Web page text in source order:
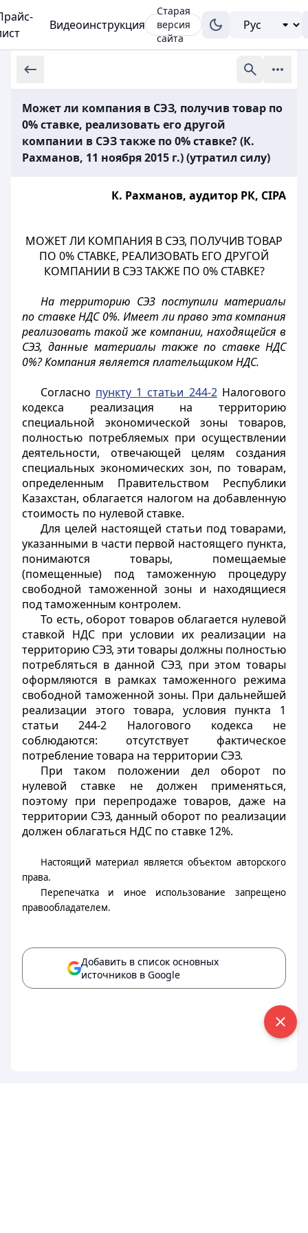
Видеоинструкция
Старая
версия
сайта
Может ли компания в СЭЗ, получив товар по
0% ставке, реализовать его другой
компании в СЭЗ также по 0% ставке? (К.
Рахманов, 11 ноября 2015 г.) (утратил силу)
К. Рахманов, аудитор РК, СIPA
МОЖЕТ ЛИ КОМПАНИЯ В СЭЗ, ПОЛУЧИВ ТОВАР
ПО 0% СТАВКЕ, РЕАЛИЗОВАТЬ ЕГО ДРУГОЙ
КОМПАНИИ В СЭЗ ТАКЖЕ ПО 0% СТАВКЕ?
На территорию СЭЗ поступили материалы
по ставке НДС 0%. Имеет ли право эта компания
реализовать такой же компании, находящейся в
СЭЗ, данные материалы также по ставке НДС
0%? Компания является плательщиком НДС.
Согласно пункту 1 статьи 244-2Налогового
кодекса реализация на территорию
специальной экономической зоны товаров,
полностью потребляемых при осуществлении
деятельности, отвечающей целям создания
специальных экономических зон, по товарам,
определенным Правительством Республики
Казахстан, облагается налогом на добавленную
стоимость по нулевой ставке.
Для целей настоящей статьи под товарами,
указанными в части первой настоящего пункта,
понимаются товары, помещаемые
(помещенные) под таможенную процедуру
свободной таможенной зоны и находящиеся
под таможенным контролем.
То есть, оборот товаров облагается нулевой
ставкой НДС при условии их реализации на
территорию СЭЗ, эти товары должны полностью
потребляться в данной СЭЗ, при этом товары
оформляются в рамках таможенного режима
свободной таможенной зоны. При дальнейшей
реализации этого товара, условия пункта 1
статьи 244-2 Налогового кодекса не
соблюдаются: отсутствует фактическое
потребление товара на территории СЭЗ.
При таком положении дел оборот по
нулевой ставке не должен применяться,
поэтому при перепродаже товаров, даже на
территории СЭЗ, данный оборот по реализации
должен облагаться НДС по ставке 12%.
Настоящий материал является объектом авторского
права.
Перепечатка и иное использование запрещено
правообладателем.
Добавить в список основных
источников в Google